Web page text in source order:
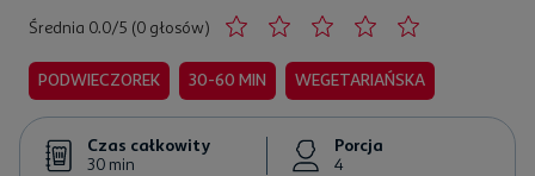
Średnia 0.0/5 (0 głosów)
PODWIECZOREK 30-60 MIN WEGETARIAŃSKA
Czas całkowity
30 min
Porcja
4